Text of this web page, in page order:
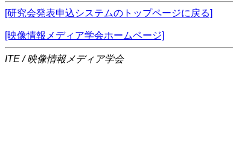
[研究会発表申込システムのトップページに戻る]
[映像情報メディア学会ホームページ]
ITE / 映像情報メディア学会